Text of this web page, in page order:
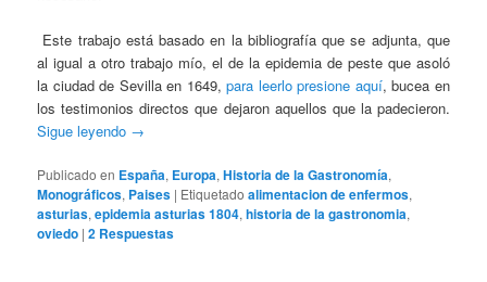
Este trabajo está basado en la bibliografía que se adjunta, que
al igual a otro trabajo mío, el de la epidemia de peste que asoló
la ciudad de Sevilla en 1649,para leerlo presione aquí, bucea en
los testimonios directos que dejaron aquellos que la padecieron.
Sigue leyendo →
Publicado en España, Europa,Historia de la Gastronomía,
Monográficos, Paises | Etiquetado alimentacion de enfermos,
asturias,epidemia asturias 1804,historia de la gastronomia,
oviedo |2 Respuestas